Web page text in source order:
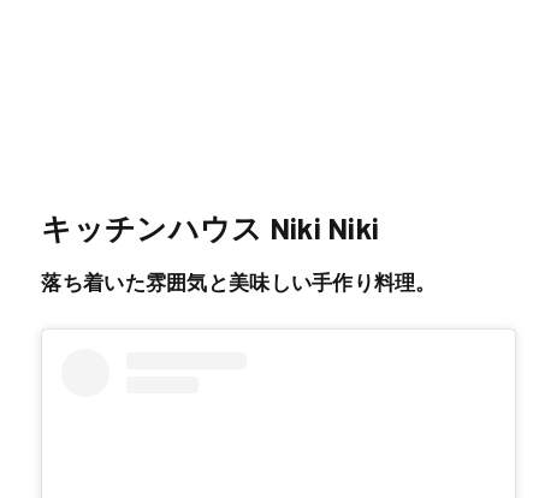
キッチンハウス Niki Niki
落ち着いた雰囲気と美味しい手作り料理。